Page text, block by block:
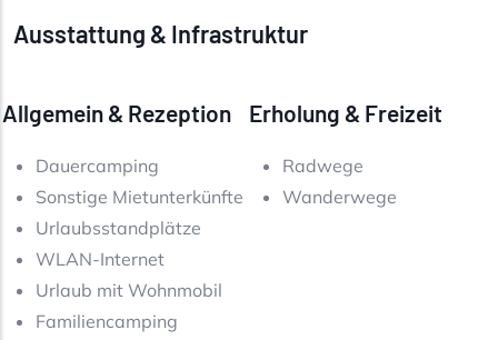
Ausstattung & Infrastruktur
Allgemein & Rezeption
Dauercamping
Sonstige Mietunterkünfte
Urlaubsstandplätze
WLAN-Internet
Urlaub mit Wohnmobil
Familiencamping
Erholung & Freizeit
Radwege
Wanderwege